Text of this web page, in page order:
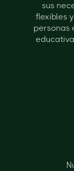
sus
flexibles
personas